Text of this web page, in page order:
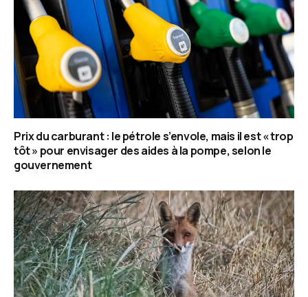
Prix du carburant : le pétrole s’envole, mais il est « trop
tôt » pour envisager des aides à la pompe, selon le
gouvernement